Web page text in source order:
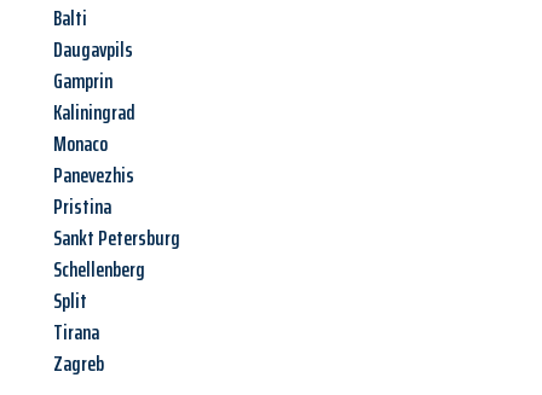
Balti
Daugavpils
Gamprin
Kaliningrad
Monaco
Panevezhis
Pristina
Sankt Petersburg
Schellenberg
Split
Tirana
Zagreb